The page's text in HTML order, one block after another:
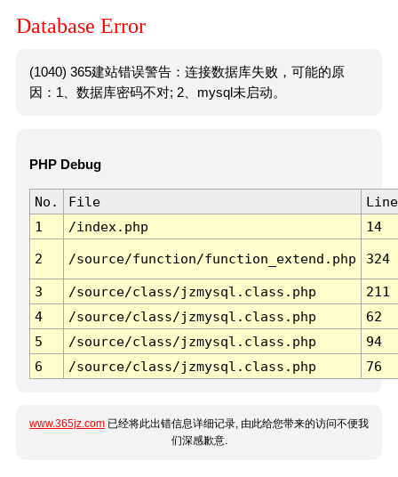
Database Error
(1040) 365建站错误警告：连接数据库失败，可能的原
因：1、数据库密码不对; 2、mysql未启动。
PHP Debug
No. File
Line
1
/index.php 14
2 /source/function/function_extend.php 324
3 /source/class/jzmysql.class.php
211
4
/source/class/jzmysql.class.php
62
5
/source/class/jzmysql.class.php
94
6
/source/class/jzmysql.class.php 76
www.365jz.com 已经将此出错信息详细记录, 由此给您带来的访问不便我
们深感歉意.